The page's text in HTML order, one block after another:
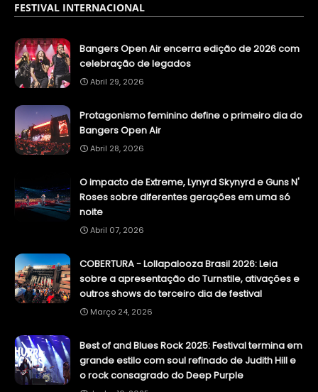
FESTIVAL INTERNACIONAL
Bangers Open Air encerra edição de 2026 com
celebração de legados
Abril 29, 2026
Protagonismo feminino define o primeiro dia do
Bangers Open Air
Abril 28, 2026
O impacto de Extreme, Lynyrd Skynyrd e Guns N'
Roses sobre diferentes gerações em uma só
noite
Abril 07, 2026
COBERTURA - Lollapalooza Brasil 2026: Leia
sobre a apresentação do Turnstile, ativações e
outros shows do terceiro dia de festival
Março 24, 2026
Best of and Blues Rock 2025: Festival termina em
grande estilo com soul refinado de Judith Hill e
o rock consagrado do Deep Purple